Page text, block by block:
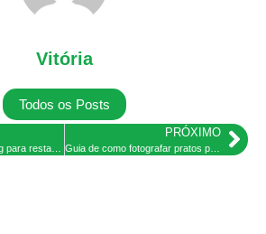
Vitória
Todos os Posts
PRÓXIMO
Guia de como fotografar pratos para cardápio de restaurantes 2025